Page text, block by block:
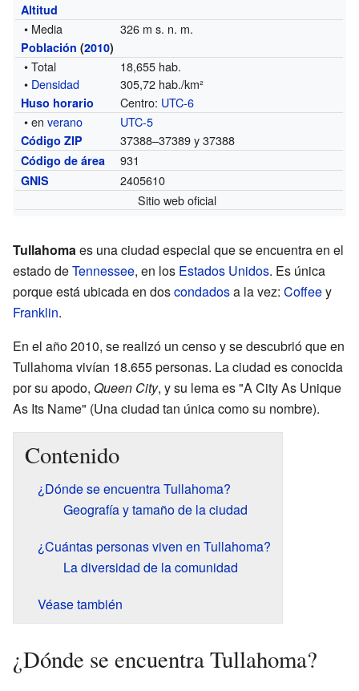
Altitud
• Media 326 m s. n. m.
Población (2010)
• Total
18,655 hab.
• Densidad 305,72 hab./km²
Huso horario Centro: UTC-6
• enverano UTC-5
Código ZIP 37388–37389 y 37388
Código de área 931
GNIS
2405610
Sitio web oficial
Tullahomaes una ciudad especial que se encuentra en el
estado deTennessee, en los Estados Unidos. Es única
porque está ubicada en doscondadosa la vez: Coffeey
Franklin.
En el año 2010, se realizó un censo y se descubrió que en
Tullahoma vivían 18.655 personas. La ciudad es conocida
por su apodo, Queen City, y su lema es "A City As Unique
As Its Name" (Una ciudad tan única como su nombre).
Contenido
¿Dónde se encuentra Tullahoma?
Geografía y tamaño de la ciudad
¿Cuántas personas viven en Tullahoma?
La diversidad de la comunidad
Véase también
¿Dónde se encuentra Tullahoma?